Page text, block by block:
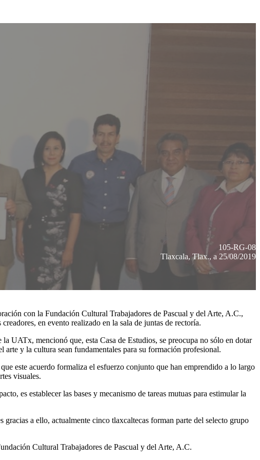
105-RG-08
Tlaxcala, Tlax., a 25/08/2019
con la Fundación Cultural Trabajadores de Pascual y del Arte, A.C.,
en evento realizado en la sala de juntas de rectoría.
UATx, mencionó que, esta Casa de Estudios, se preocupa no sólo en dotar
y la cultura sean fundamentales para su formación profesional.
este acuerdo formaliza el esfuerzo conjunto que han emprendido a lo largo
visuales.
es establecer las bases y mecanismo de tareas mutuas para estimular la
a ello, actualmente cinco tlaxcaltecas forman parte del selecto grupo
Cultural Trabajadores de Pascual y del Arte, A.C.